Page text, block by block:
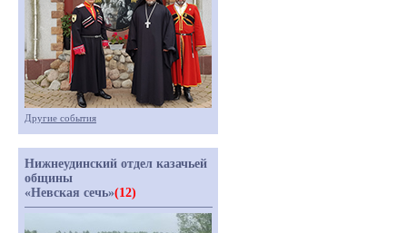
Другие события
Нижнеудинский отдел казачьей
общины
«Невская сечь»(12)